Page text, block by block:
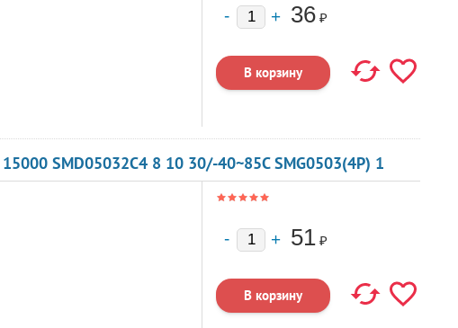
36 ₽
SMD05032C4 8 10 30/-40~85C SMG0503(4P) 1
51 ₽